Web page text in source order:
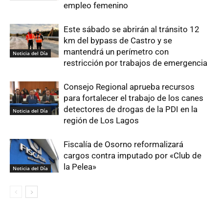
empleo femenino
Noticia del Día
Este sábado se abrirán al tránsito 12
km del bypass de Castro y se
mantendrá un perímetro con
restricción por trabajos de emergencia
Noticia del Día
Consejo Regional aprueba recursos
para fortalecer el trabajo de los canes
detectores de drogas de la PDI en la
región de Los Lagos
Noticia del Día
Fiscalía de Osorno reformalizará
cargos contra imputado por «Club de
la Pelea»